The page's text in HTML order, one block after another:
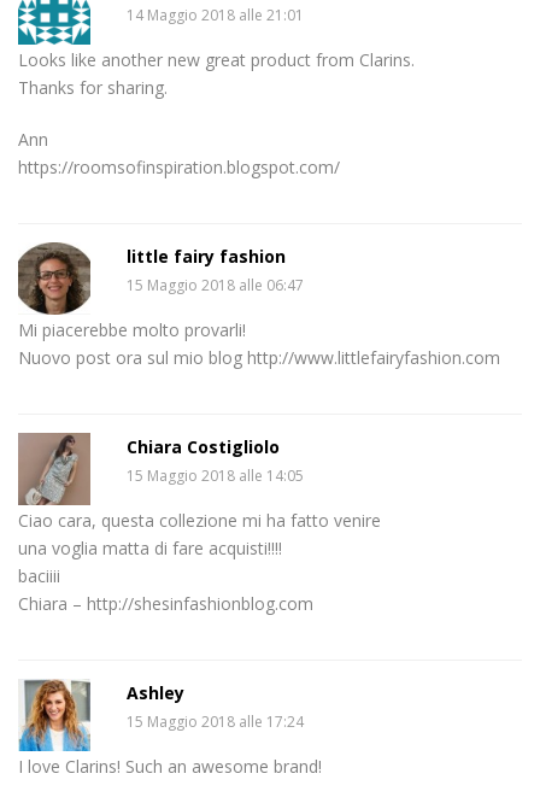
14 Maggio 2018 alle 21:01
Looks like another new great product from Clarins.
Thanks for sharing.
Ann
https://roomsofinspiration.blogspot.com/
little fairy fashion
15 Maggio 2018 alle 06:47
Mi piacerebbe molto provarli!
Nuovo post ora sul mio blog http://www.littlefairyfashion.com
Chiara Costigliolo
15 Maggio 2018 alle 14:05
Ciao cara, questa collezione mi ha fatto venire
una voglia matta di fare acquisti!!!!
baciiii
Chiara – http://shesinfashionblog.com
Ashley
15 Maggio 2018 alle 17:24
I love Clarins! Such an awesome brand!